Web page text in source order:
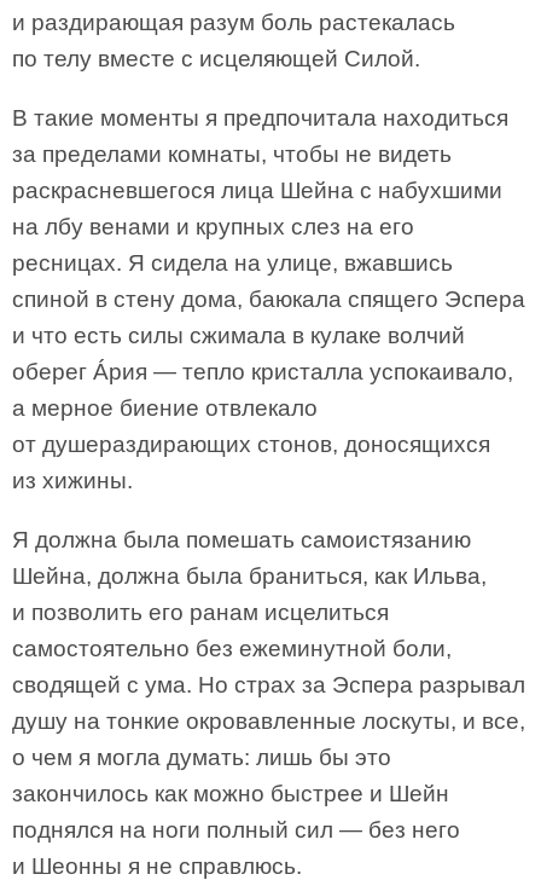
и раздирающая разум боль растекалась
по телу вместе с исцеляющей Силой.
В такие моменты я предпочитала находиться
за пределами комнаты, чтобы не видеть
раскрасневшегося лица Шейна с набухшими
на лбу венами и крупных слез на его
ресницах. Я сидела на улице, вжавшись
спиной в стену дома, баюкала спящего Эспера
и что есть силы сжимала в кулаке волчий
оберег Áрия — тепло кристалла успокаивало,
а мерное биение отвлекало
от душераздирающих стонов, доносящихся
из хижины.
Я должна была помешать самоистязанию
Шейна, должна была браниться, как Ильва,
и позволить его ранам исцелиться
самостоятельно без ежеминутной боли,
сводящей с ума. Но страх за Эспера разрывал
душу на тонкие окровавленные лоскуты, и все,
о чем я могла думать: лишь бы это
закончилось как можно быстрее и Шейн
поднялся на ноги полный сил — без него
и Шеонны я не справлюсь.